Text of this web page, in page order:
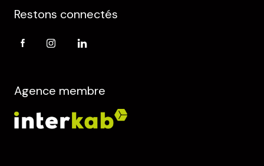
Restons connectés
Agence membre